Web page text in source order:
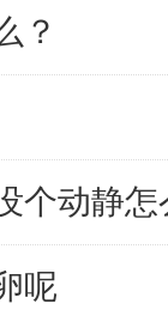
？
个动静怎
呢